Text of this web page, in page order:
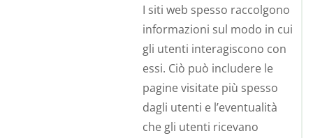
I siti web spesso raccolgono
informazioni sul modo in cui
gli utenti interagiscono con
essi. Ciò può includere le
pagine visitate più spesso
dagli utenti e l’eventualità
che gli utenti ricevano